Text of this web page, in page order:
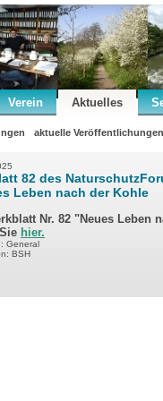
Verein Aktuelles
aktuelle Veröffentlichungen
82 des
Leben nach der Kohle
Nr. 82 "Neues Leben
hier.
General
BSH